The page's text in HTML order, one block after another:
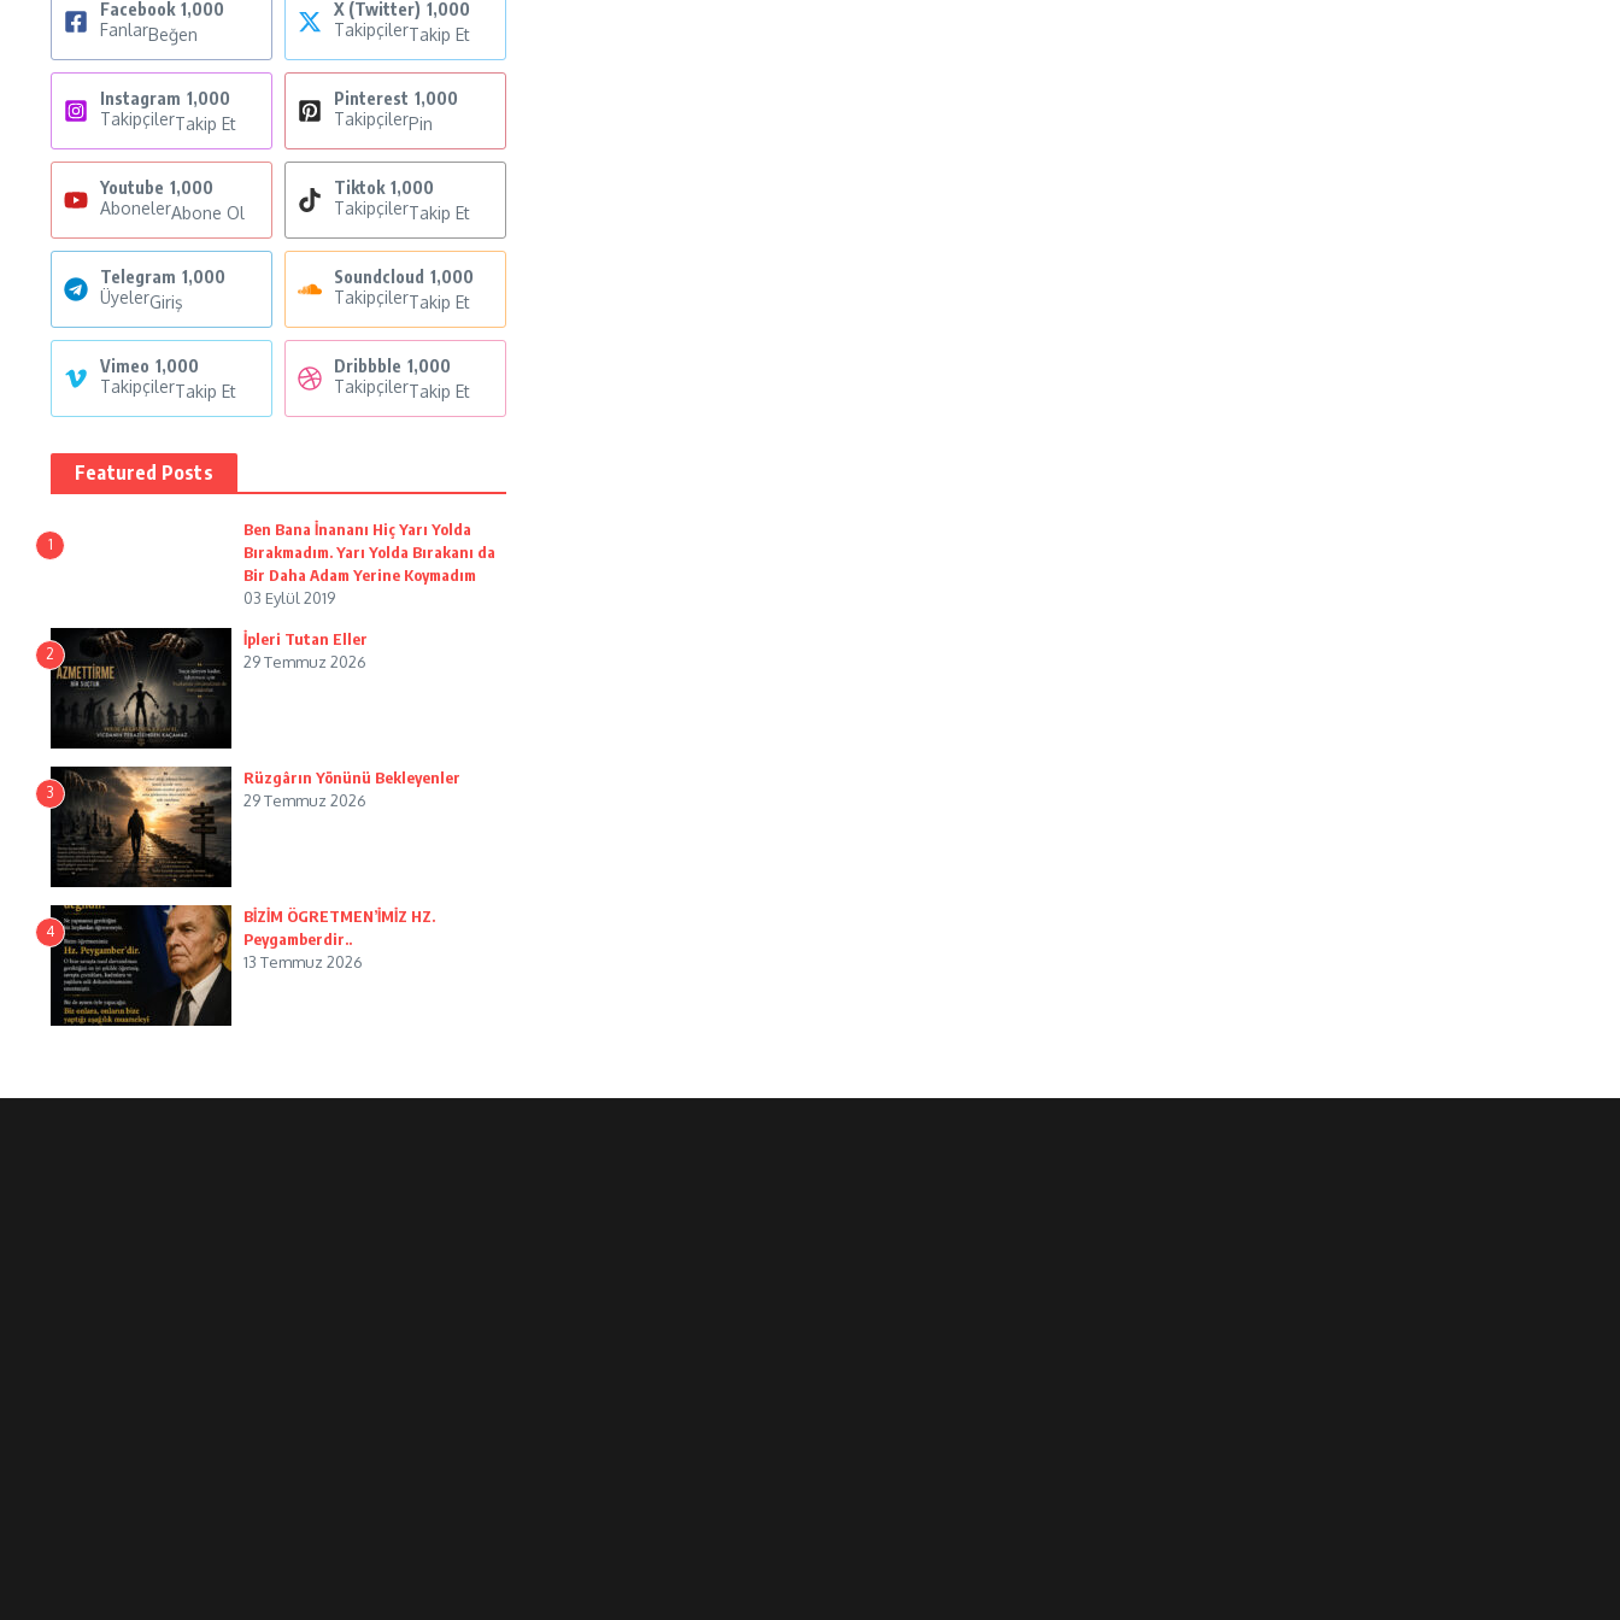
Facebook 1,000
FanlarBeğen
X (Twitter) 1,000
TakipçilerTakip Et
Instagram 1,000
TakipçilerTakip Et
Pinterest 1,000
TakipçilerPin
Youtube 1,000
AbonelerAbone Ol
Tiktok 1,000
TakipçilerTakip Et
Telegram 1,000
ÜyelerGiriş
Soundcloud 1,000
TakipçilerTakip Et
Vimeo 1,000
TakipçilerTakip Et
Dribbble 1,000
TakipçilerTakip Et
Featured Posts
1
Ben Bana İnananı Hiç Yarı Yolda
Bırakmadım. Yarı Yolda Bırakanı da
Bir Daha Adam Yerine Koymadım
03 Eylül 2019
2
İpleri Tutan Eller
29 Temmuz 2026
3
Rüzgârın Yönünü Bekleyenler
29 Temmuz 2026
4
BİZİM ÖGRETMEN’İMİZ HZ.
Peygamberdir..
13 Temmuz 2026